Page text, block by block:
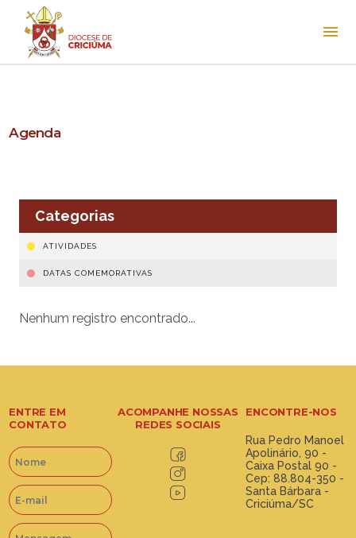
Agenda
Categorias
ATIVIDADES
DATAS COMEMORATIVAS
Nenhum registro encontrado...
ENTRE EM
CONTATO
ACOMPANHE NOSSAS
REDES SOCIAIS
ENCONTRE-NOS
Rua Pedro Manoel
Apolinário, 90 -
Caixa Postal 90 -
Cep: 88.804-350 -
Santa Bárbara -
Criciúma/SC